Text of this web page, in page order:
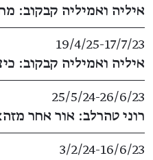
איליה ואמיליה קבקוב:
17/7/23
​-​
19/4/25
איליה ואמיליה קבקוב:
26/6/23
​-​
25/5/24
רוני טהרלב: אור אחר מזה
16/6/23
​-​
3/2/24